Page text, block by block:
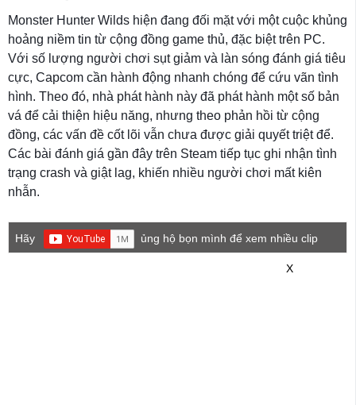
Monster Hunter Wilds hiện đang đối mặt với một cuộc khủng
hoảng niềm tin từ cộng đồng game thủ, đặc biệt trên PC.
Với số lượng người chơi sụt giảm và làn sóng đánh giá tiêu
cực, Capcom cần hành động nhanh chóng để cứu vãn tình
hình. Theo đó, nhà phát hành này đã phát hành một số bản
vá để cải thiện hiệu năng, nhưng theo phản hồi từ cộng
đồng, các vấn đề cốt lõi vẫn chưa được giải quyết triệt để.
Các bài đánh giá gần đây trên Steam tiếp tục ghi nhận tình
trạng crash và giật lag, khiến nhiều người chơi mất kiên
nhẫn.
Hãy
ủng hộ bọn mình để xem nhiều clip
X